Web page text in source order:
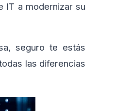
IT a modernizar su
seguro te estás
las diferencias